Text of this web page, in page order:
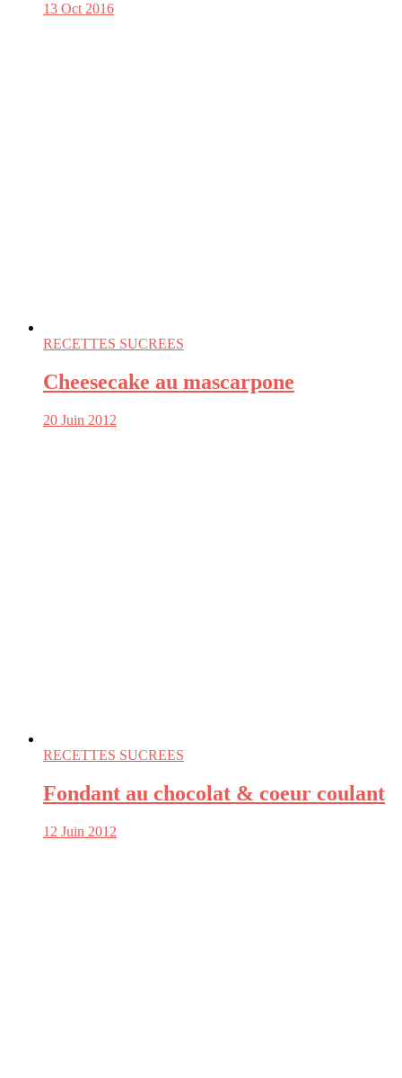
13 Oct 2016
RECETTES SUCREES
Cheesecake au mascarpone
20 Juin 2012
RECETTES SUCREES
Fondant au chocolat & coeur coulant
12 Juin 2012